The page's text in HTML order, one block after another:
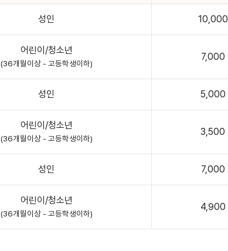
성인 10,000
어린이/청소년
(36개월이상 - 고등학생이하)
7,000
성인 5,000
어린이/청소년
(36개월이상 - 고등학생이하)
3,500
성인 7,000
어린이/청소년
(36개월이상 - 고등학생이하)
4,900